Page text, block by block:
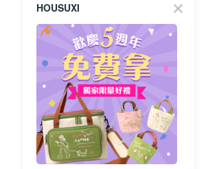
HOUSUXI